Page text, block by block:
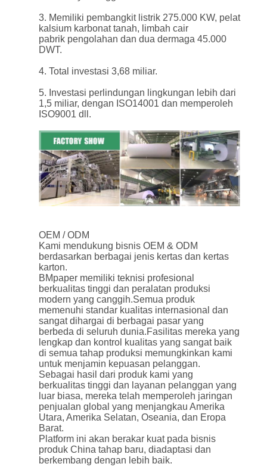
BERITA
SITEMAP
PRIVACY
POLICY
3. Memiliki pembangkit listrik 275.000 KW, pelat
kalsium karbonat tanah, limbah cair
pabrik pengolahan dan dua dermaga 45.000
DWT.
4. Total investasi 3,68 miliar.
5. Investasi perlindungan lingkungan lebih dari
1,5 miliar, dengan ISO14001 dan memperoleh
ISO9001 dll.
OEM / ODM
Kami mendukung bisnis OEM & ODM
berdasarkan berbagai jenis kertas dan kertas
karton.
BMpaper memiliki teknisi profesional
berkualitas tinggi dan peralatan produksi
modern yang canggih.Semua produk
memenuhi standar kualitas internasional dan
sangat dihargai di berbagai pasar yang
berbeda di seluruh dunia.Fasilitas mereka yang
lengkap dan kontrol kualitas yang sangat baik
di semua tahap produksi memungkinkan kami
untuk menjamin kepuasan pelanggan.
Sebagai hasil dari produk kami yang
berkualitas tinggi dan layanan pelanggan yang
luar biasa, mereka telah memperoleh jaringan
penjualan global yang menjangkau Amerika
Utara, Amerika Selatan, Oseania, dan Eropa
Barat.
Platform ini akan berakar kuat pada bisnis
produk China tahap baru, diadaptasi dan
berkembang dengan lebih baik.